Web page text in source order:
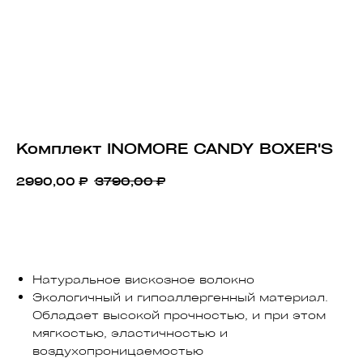
Комплект INOMORE CANDY BOXER'S
2990,00 ₽ 3790,00 ₽
Натуральное вискозное волокно
Экологичный и гипоаллергенный материал.
Обладает высокой прочностью, и при этом
мягкостью, эластичностью и
воздухопроницаемостью